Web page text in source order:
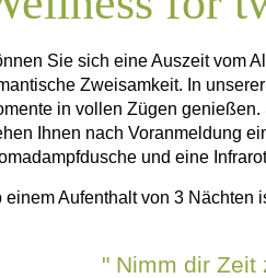
Sie sich eine Auszeit vom
Zweisamkeit. In
in vollen Zügen
Ihnen nach Voranmeldung
und eine
einem Aufenthalt von 3 Nächten
" Nimm dir Zeit